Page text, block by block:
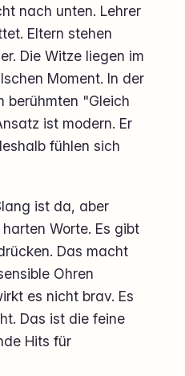
nach unten. Lehrer
Eltern stehen
Die Witze liegen im
Moment. In der
berühmten "Gleich
ist modern. Er
fühlen sich
ist da, aber
Worte. Es gibt
Das macht
Ohren
es nicht brav. Es
Das ist die feine
Hits für